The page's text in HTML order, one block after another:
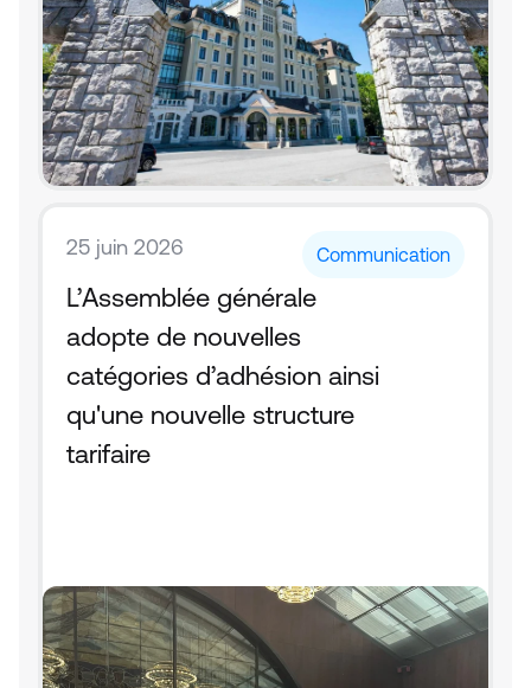
25 juin 2026 Communication
L’Assemblée générale
adopte de nouvelles
catégories d’adhésion ainsi
qu'une nouvelle structure
tarifaire